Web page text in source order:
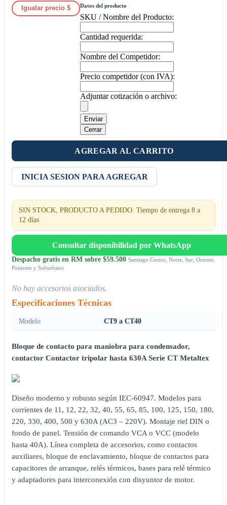
Igualar precio $ Datos del producto
SKU / Nombre del Producto:
Cantidad requerida:
Nombre del Competidor:
Precio competidor (con IVA):
Adjuntar cotización o archivo:
Enviar
Cerrar
AGREGAR AL CARRITO
INICIA SESION PARA AGREGAR
SIN STOCK, PRODUCTO A PEDIDO. Tiempo de entrega 8 a
12 días
Consultar disponibilidad por WhatsApp
Despacho gratis en RM sobre $59.500 Santiago Centro, Norte, Sur, Oriente,
Poniente y Suburbano
No hay accesorios asociados.
Especificaciones Técnicas
Modelo CT9 a CT40
Bloque de contacto para maniobra para condensador,
contactor Contactor tripolar hasta 630A Serie CT Metaltex
Diseño moderno y robusto según IEC-60947. Modelos para
corrientes de 11, 12, 22, 32, 40, 55, 65, 85, 100, 125, 150, 180,
220, 330, 400, 500 y 630A (AC3 – 220V). Montaje riel DIN o
fondo de panel. Tensión de comando VCA o VCC (modelo
hasta 40A). Línea completa de accesorios, como contactos
auxiliares, bloque de enclavamiento, bloque de contactos para
capacitores de arranque, relés térmicos, bases para relé térmico
y adaptadores para interconexión con disyuntor de motor.